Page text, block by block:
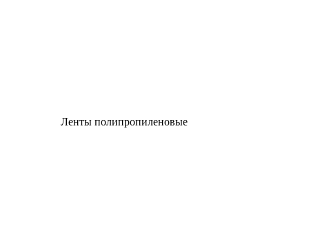
Ленты полипропиленовые